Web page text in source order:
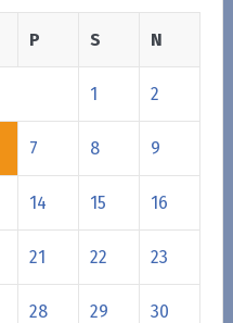
P S N
1 2
7 8 9
14 15 16
21 22 23
28 29 30